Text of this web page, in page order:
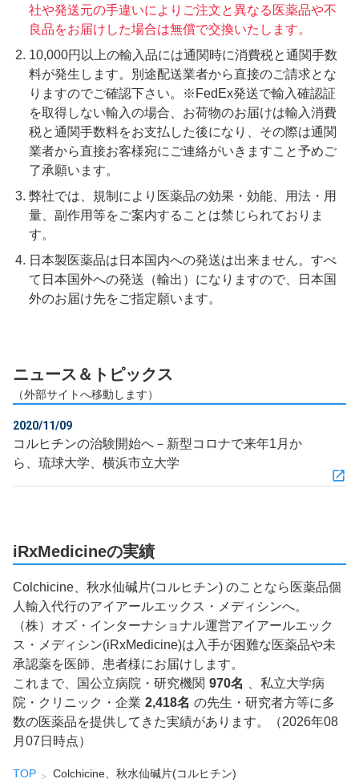
社や発送元の手違いによりご注文と異なる医薬品や不
良品をお届けした場合は無償で交換いたします。
10,000円以上の輸入品には通関時に消費税と通関手数
料が発生します。別途配送業者から直接のご請求とな
りますのでご確認下さい。※FedEx発送で輸入確認証
を取得しない輸入の場合、お荷物のお届けは輸入消費
税と通関手数料をお支払した後になり、その際は通関
業者から直接お客様宛にご連絡がいきますこと予めご
了承願います。
弊社では、規制により医薬品の効果・効能、用法・用
量、副作用等をご案内することは禁じられておりま
す。
日本製医薬品は日本国内への発送は出来ません。すべ
て日本国外への発送（輸出）になりますので、日本国
外のお届け先をご指定願います。
ニュース＆トピックス
（外部サイトへ移動します）
2020/11/09
コルヒチンの治験開始へ－新型コロナで来年1月か
ら、琉球大学、横浜市立大学
iRxMedicineの実績
Colchicine、秋水仙碱片(コルヒチン) のことなら医薬品個
人輸入代行のアイアールエックス・メディシンへ。
（株）オズ・インターナショナル運営アイアールエック
ス・メディシン(iRxMedicine)は入手が困難な医薬品や未
承認薬を医師、患者様にお届けします。
これまで、国公立病院・研究機関 970名
、私立大学病
院・クリニック・企業 2,418名 の先生・研究者方等に多
数の医薬品を提供してきた実績があります。（2026年08
月07日時点）
TOP Colchicine、秋水仙碱片(コルヒチン)